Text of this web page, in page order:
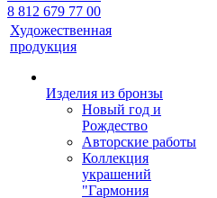
8 812 679 77 00
Художественная
продукция
Изделия из бронзы
Новый год и
Рождество
Авторские работы
Коллекция
украшений
"Гармония